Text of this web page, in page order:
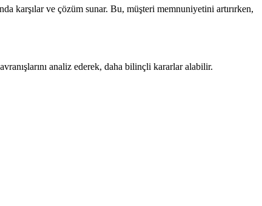
karşılar ve çözüm sunar. Bu, müşteri memnuniyetini artırırken,
analiz ederek, daha bilinçli kararlar alabilir.